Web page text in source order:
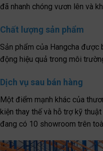
đã nhanh chóng vươn lên và
Chất lượng sản phẩm
Sản phẩm của Hangcha
động hiệu quả trong môi
Dịch vụ sau bán hàng
Một điểm mạnh khác của
kiện thay thế và hỗ trợ kỹ
đang có 10 showroom trên